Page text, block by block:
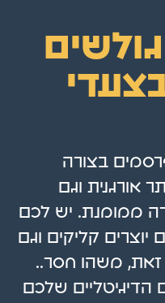
בצורה
אורגנית וגם
ממומנת. יש לכם
קליקים וגם
זאת, משהו חסר..
הדיגיטליים שלכם